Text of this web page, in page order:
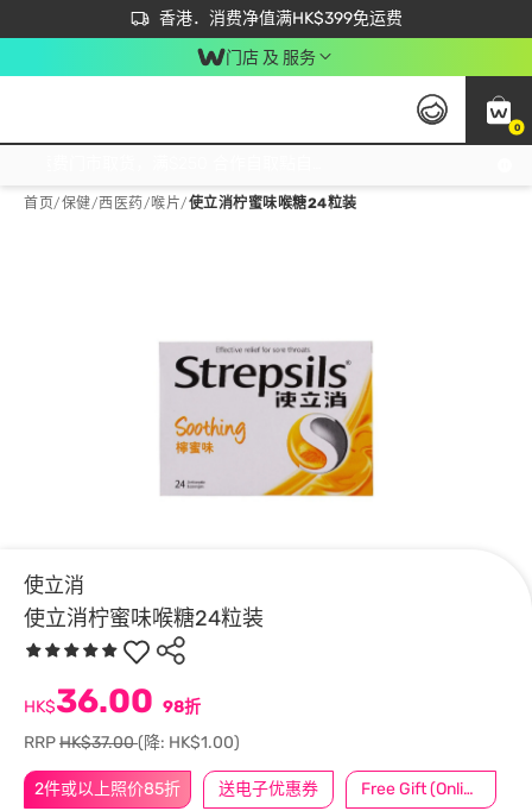
香港．消费净值满HK$399免运费
立即成为易赏钱会员尽享独家优惠
首次APP下单买满$450 输入 NEWAPP 即减$50
门店 及 服务
0
首页/保健/西医药/喉片/使立消柠蜜味喉糖24粒装
使立消
使立消柠蜜味喉糖24粒装
2件或以上照价85折 送电子优惠券 Free Gift (Online Exclusive)
HK$36.00 98折
RRPHK$37.00(降: HK$1.00)